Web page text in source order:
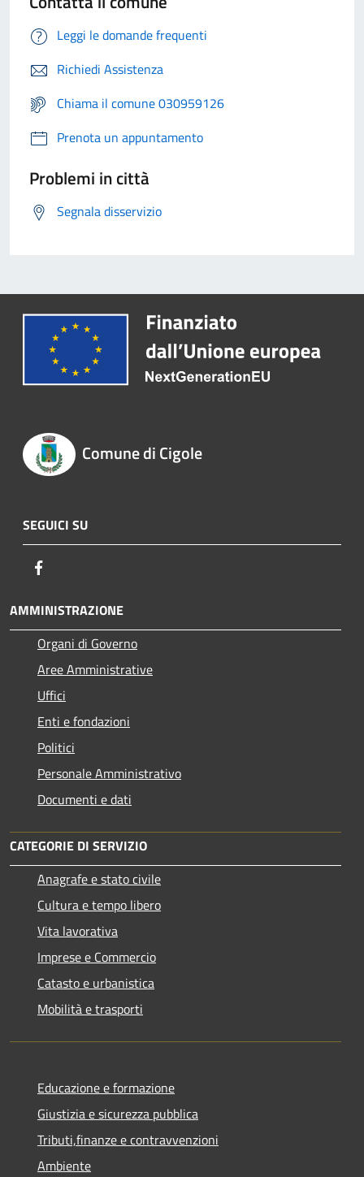
Leggi le domande frequenti
Richiedi Assistenza
Chiama il comune 030959126
Prenota un appuntamento
Problemi in città
Segnala disservizio
Comune di Cigole
SEGUICI SU
AMMINISTRAZIONE
Organi di Governo
Aree Amministrative
Uffici
Enti e fondazioni
Politici
Personale Amministrativo
Documenti e dati
CATEGORIE DI SERVIZIO
Anagrafe e stato civile
Cultura e tempo libero
Vita lavorativa
Imprese e Commercio
Catasto e urbanistica
Mobilità e trasporti
Educazione e formazione
Giustizia e sicurezza pubblica
Tributi,finanze e contravvenzioni
Ambiente